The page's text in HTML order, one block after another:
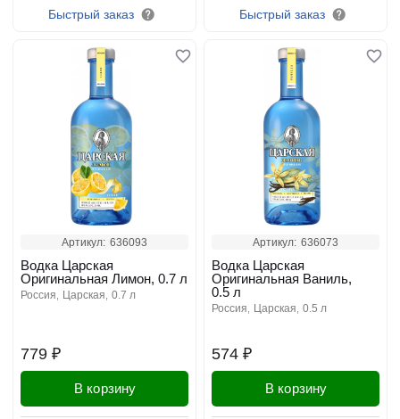
Быстрый заказ Быстрый заказ
Артикул: 636093
779 ₽
Водка Царская
Оригинальная Лимон, 0.7 л
россия царская 0.7 л
В корзину
Артикул: 636073
574 ₽
Водка Царская
Оригинальная Ваниль,
0.5 л
россия царская 0.5 л
В корзину